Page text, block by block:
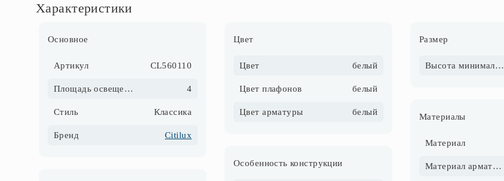
Характеристики
Основное
Артикул CL560110
Площадь освещения, м2 4
Стиль Классика
Бренд Citilux
Цвет
Цвет белый
Цвет плафонов белый
Цвет арматуры белый
Размер
Высота минимальная, см
Материалы
Материал
Материал арматуры
Особенность конструкции